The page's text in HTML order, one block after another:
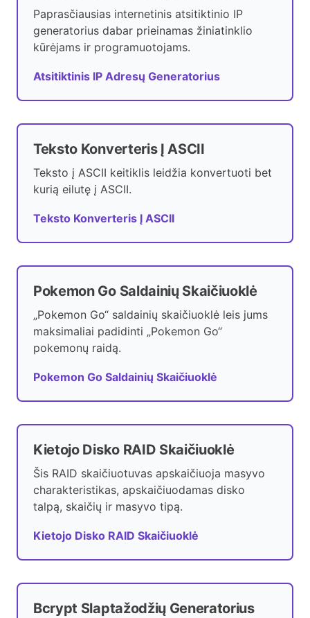
Paprasčiausias internetinis atsitiktinio IP
generatorius dabar prieinamas žiniatinklio
kūrėjams ir programuotojams.
Atsitiktinis IP Adresų Generatorius
Teksto Konverteris Į ASCII
Teksto į ASCII keitiklis leidžia konvertuoti bet
kurią eilutę į ASCII.
Teksto Konverteris Į ASCII
Pokemon Go Saldainių Skaičiuoklė
„Pokemon Go“ saldainių skaičiuoklė leis jums
maksimaliai padidinti „Pokemon Go“
pokemonų raidą.
Pokemon Go Saldainių Skaičiuoklė
Kietojo Disko RAID Skaičiuoklė
Šis RAID skaičiuotuvas apskaičiuoja masyvo
charakteristikas, apskaičiuodamas disko
talpą, skaičių ir masyvo tipą.
Kietojo Disko RAID Skaičiuoklė
Bcrypt Slaptažodžių Generatorius